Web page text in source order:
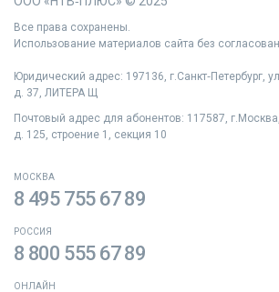
Все права сохранены.
Использование материалов сайта без
Юридический адрес: 197136, г.Санкт‑Петербург,
д. 37, ЛИТЕРА Щ
Почтовый адрес для абонентов: 117587,
д. 125, строение 1, секция 10
МОСКВА
8 495 755 67 89
РОССИЯ
8 800 555 67 89
ОНЛАЙН